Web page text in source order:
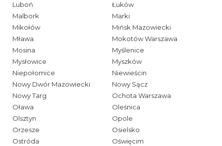
Luboń
Łuków
Malbork
Marki
Mikołów
Mińsk Mazowiecki
Mława
Mokotów Warszawa
Mosina
Myślenice
Mysłowice
Myszków
Niepołomice
Niewieścin
Nowy Dwór Mazowiecki
Nowy Sącz
Nowy Targ
Ochota Warszawa
Oława
Oleśnica
Olsztyn
Opole
Orzesze
Osielsko
Ostróda
Oświęcim